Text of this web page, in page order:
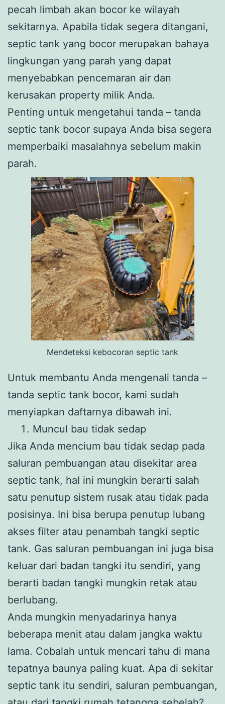
pecah limbah akan bocor ke wilayah
sekitarnya. Apabila tidak segera ditangani,
septic tank yang bocor merupakan bahaya
lingkungan yang parah yang dapat
menyebabkan pencemaran air dan
kerusakan property milik Anda.
Penting untuk mengetahui tanda – tanda
septic tank bocor supaya Anda bisa segera
memperbaiki masalahnya sebelum makin
parah.
Mendeteksi kebocoran septic tank
Untuk membantu Anda mengenali tanda –
tanda septic tank bocor, kami sudah
menyiapkan daftarnya dibawah ini.
Muncul bau tidak sedap
Jika Anda mencium bau tidak sedap pada
saluran pembuangan atau disekitar area
septic tank, hal ini mungkin berarti salah
satu penutup sistem rusak atau tidak pada
posisinya. Ini bisa berupa penutup lubang
akses filter atau penambah tangki septic
tank. Gas saluran pembuangan ini juga bisa
keluar dari badan tangki itu sendiri, yang
berarti badan tangki mungkin retak atau
berlubang.
Anda mungkin menyadarinya hanya
beberapa menit atau dalam jangka waktu
lama. Cobalah untuk mencari tahu di mana
tepatnya baunya paling kuat. Apa di sekitar
septic tank itu sendiri, saluran pembuangan,